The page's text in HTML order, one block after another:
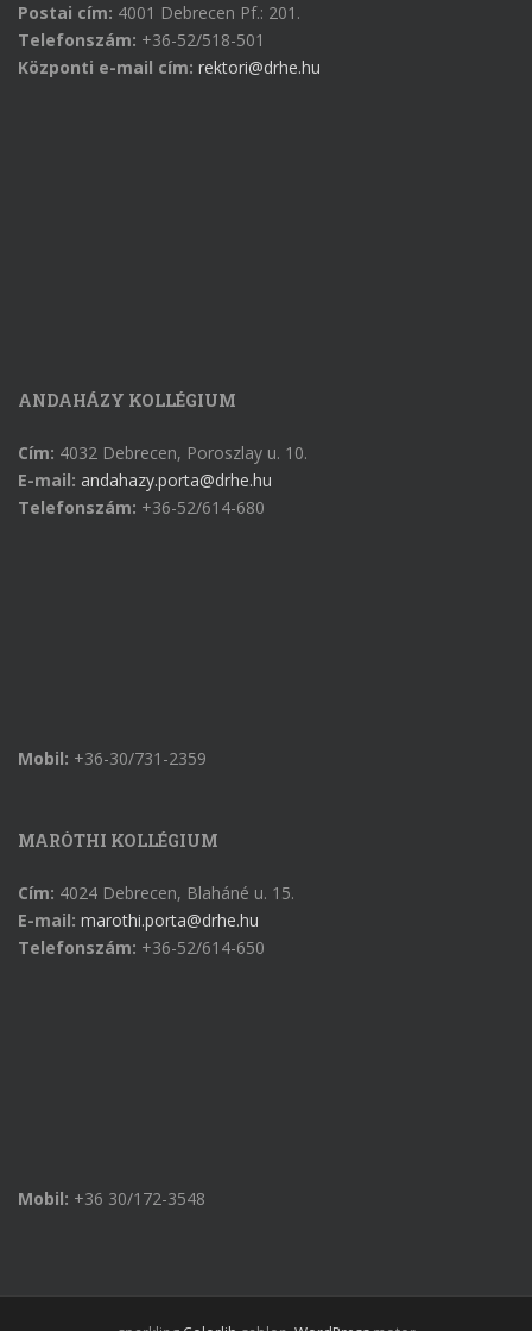
Postai cím: 4001 Debrecen Pf.: 201.
Telefonszám: +36-52/518-501
Központi e-mail cím: rektori@drhe.hu
ANDAHÁZY KOLLÉGIUM
Cím: 4032 Debrecen, Poroszlay u. 10.
E-mail: andahazy.porta@drhe.hu
Telefonszám: +36-52/614-680
Mobil: +36-30/731-2359
MARÓTHI KOLLÉGIUM
Cím: 4024 Debrecen, Blaháné u. 15.
E-mail: marothi.porta@drhe.hu
Telefonszám: +36-52/614-650
Mobil: +36 30/172-3548